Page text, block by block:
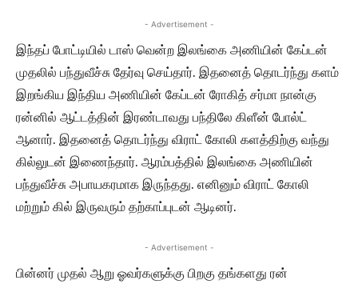
- Advertisement -
இந்தப் போட்டியில் டாஸ் வென்ற இலங்கை அணியின் கேப்டன்
முதலில் பந்துவீச்சு தேர்வு செய்தார். இதனைத் தொடர்ந்து களம்
இறங்கிய இந்திய அணியின் கேப்டன் ரோகித் சர்மா நான்கு
ரன்னில் ஆட்டத்தின் இரண்டாவது பந்திலே கிளீன் போல்ட்
ஆனார். இதனைத் தொடர்ந்து விராட் கோலி களத்திற்கு வந்து
கில்லுடன் இணைந்தார். ஆரம்பத்தில் இலங்கை அணியின்
பந்துவீச்சு அபாயகரமாக இருந்தது. எனினும் விராட் கோலி
மற்றும் கில் இருவரும் தற்காப்புடன் ஆடினர்.
- Advertisement -
பின்னர் முதல் ஆறு ஓவர்களுக்கு பிறகு தங்களது ரன்